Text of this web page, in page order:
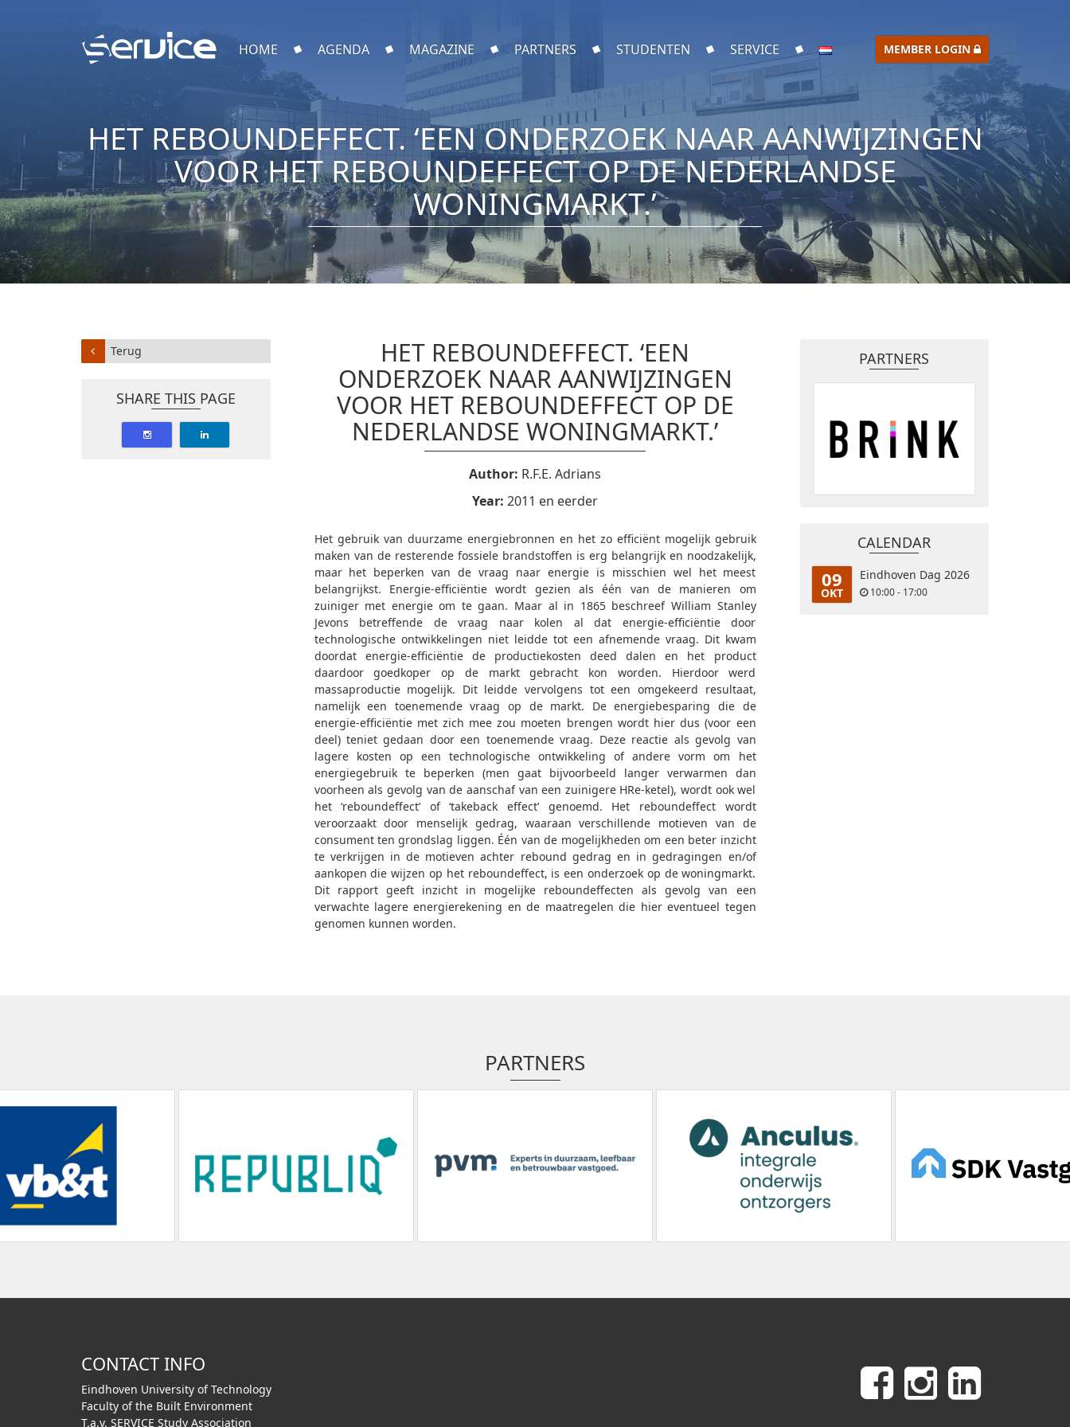
HOME AGENDA MAGAZINE PARTNERS STUDENTEN SERVICE MEMBER LOGIN
HET REBOUNDEFFECT. ‘EEN ONDERZOEK NAAR AANWIJZINGEN
VOOR HET REBOUNDEFFECT OP DE NEDERLANDSE
WONINGMARKT.’
HET REBOUNDEFFECT. ‘EEN
ONDERZOEK NAAR AANWIJZINGEN
VOOR HET REBOUNDEFFECT OP DE
NEDERLANDSE WONINGMARKT.’
Author: R.F.E. Adrians
Year: 2011 en eerder
Het gebruik van duurzame energiebronnen en het zo efficiënt mogelijk gebruik
maken van de resterende fossiele brandstoffen is erg belangrijk en noodzakelijk,
maar het beperken van de vraag naar energie is misschien wel het meest
belangrijkst. Energie-efficiëntie wordt gezien als één van de manieren om
zuiniger met energie om te gaan. Maar al in 1865 beschreef William Stanley
Jevons betreffende de vraag naar kolen al dat energie-efficiëntie door
technologische ontwikkelingen niet leidde tot een afnemende vraag. Dit kwam
doordat energie-efficiëntie de productiekosten deed dalen en het product
daardoor goedkoper op de markt gebracht kon worden. Hierdoor werd
massaproductie mogelijk. Dit leidde vervolgens tot een omgekeerd resultaat,
namelijk een toenemende vraag op de markt. De energiebesparing die de
energie-efficiëntie met zich mee zou moeten brengen wordt hier dus (voor een
deel) teniet gedaan door een toenemende vraag. Deze reactie als gevolg van
lagere kosten op een technologische ontwikkeling of andere vorm om het
energiegebruik te beperken (men gaat bijvoorbeeld langer verwarmen dan
voorheen als gevolg van de aanschaf van een zuinigere HRe-ketel), wordt ook wel
het ‘reboundeffect’ of ‘takeback effect’ genoemd. Het reboundeffect wordt
veroorzaakt door menselijk gedrag, waaraan verschillende motieven van de
consument ten grondslag liggen. Één van de mogelijkheden om een beter inzicht
te verkrijgen in de motieven achter rebound gedrag en in gedragingen en/of
aankopen die wijzen op het reboundeffect, is een onderzoek op de woningmarkt.
Dit rapport geeft inzicht in mogelijke reboundeffecten als gevolg van een
verwachte lagere energierekening en de maatregelen die hier eventueel tegen
genomen kunnen worden.
Terug
SHARE THIS PAGE
PARTNERS
CALENDAR
09
OKT
Eindhoven Dag 2026
10:00 - 17:00
PARTNERS
CONTACT INFO
Eindhoven University of Technology
Faculty of the Built Environment
T.a.v. SERVICE Study Association